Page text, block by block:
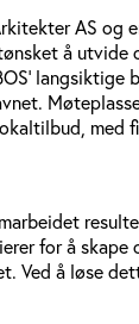
AS og
å utvide
langsiktige
med
for å skape
Ved å løse